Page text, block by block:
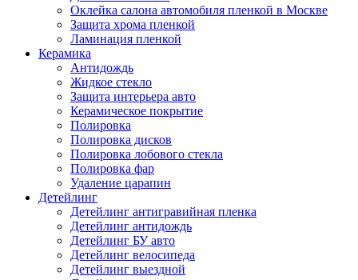
Оклейка салона автомобиля пленкой в Москве
Защита хрома пленкой
Ламинация пленкой
Керамика
Антидождь
Жидкое стекло
Защита интерьера авто
Керамическое покрытие
Полировка
Полировка дисков
Полировка лобового стекла
Полировка фар
Удаление царапин
Детейлинг
Детейлинг антигравийная пленка
Детейлинг антидождь
Детейлинг БУ авто
Детейлинг велосипеда
Детейлинг выездной